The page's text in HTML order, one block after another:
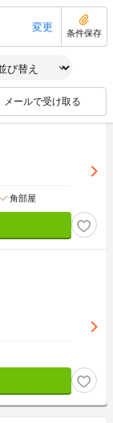
変更
条件保存
メールで受け取る
角部屋